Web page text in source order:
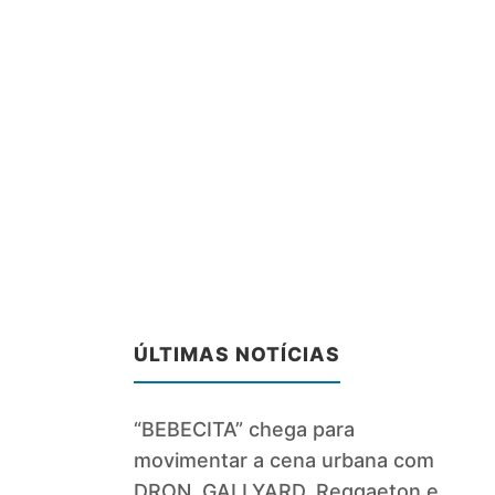
ÚLTIMAS NOTÍCIAS
“BEBECITA” chega para
movimentar a cena urbana com